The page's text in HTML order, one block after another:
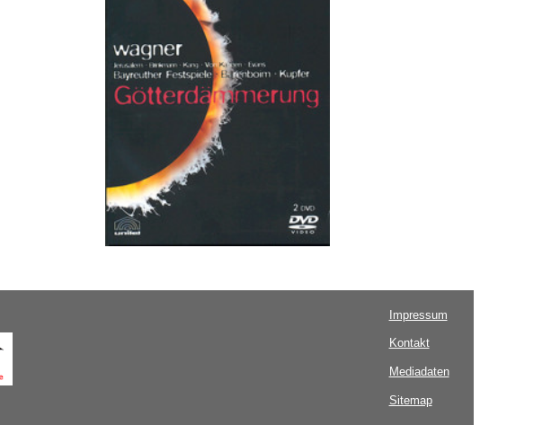
Impressum
Kontakt
Mediadaten
Sitemap